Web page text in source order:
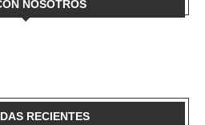
NOSOTROS
RECIENTES